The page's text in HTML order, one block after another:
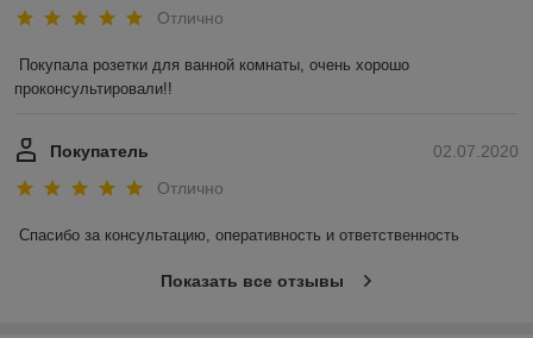
Отлично
Покупала розетки для ванной комнаты, очень хорошо
проконсультировали!!
02.07.2020
Покупатель
Отлично
Спасибо за консультацию, оперативность и ответственность
Показать все отзывы